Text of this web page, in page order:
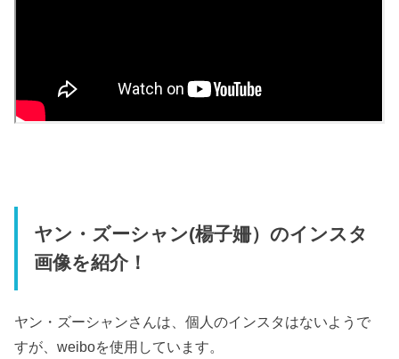
ヤン・ズーシャン(楊子姍）のインスタ
画像を紹介！
ヤン・ズーシャンさんは、個人のインスタはないようで
すが、weiboを使用しています。